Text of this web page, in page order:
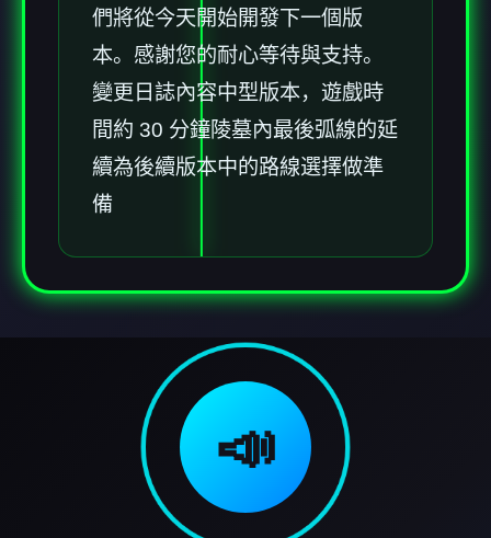
們將從今天開始開發下一個版
本。感謝您的耐心等待與支持。
變更日誌內容中型版本，遊戲時
間約 30 分鐘陵墓內最後弧線的延
續為後續版本中的路線選擇做準
備
📣